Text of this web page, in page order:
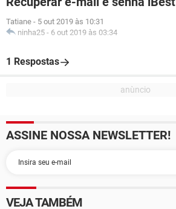
Tatiane - 5 out 2019 às 10:31
ninha25 - 6 out 2019 às 03:34
1 Respostas
ASSINE NOSSA NEWSLETTER!
VEJA TAMBÉM